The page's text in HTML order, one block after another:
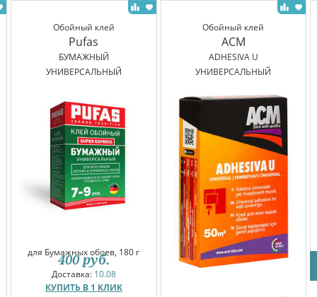
Обойный клей
Pufas
БУМАЖНЫЙ
УНИВЕРСАЛЬНЫЙ
для Бумажных обоев, 180 г
Доставка: 10.08
КУПИТЬ В 1 КЛИК
400 руб.
Обойный клей
ACM
ADHESIVA U
УНИВЕРСАЛЬНЫЙ